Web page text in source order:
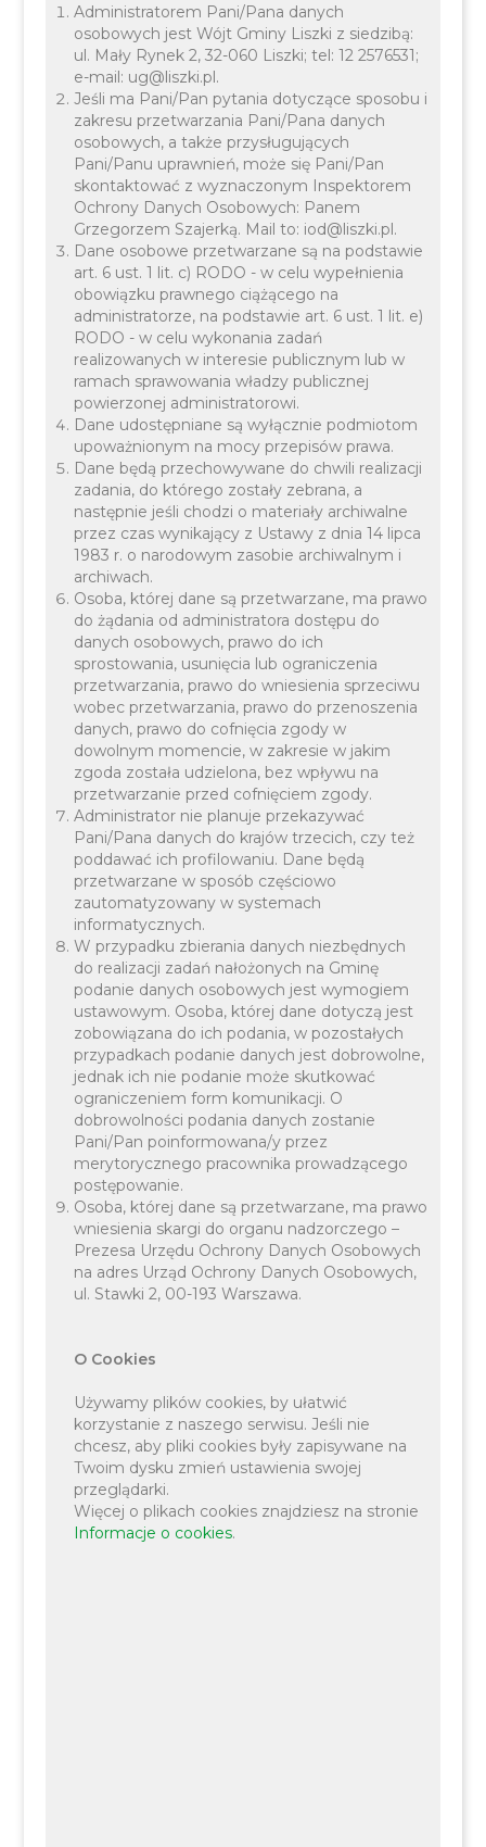
08 CZERWCA 2026 INFORMACJE OŚWIATA
Pierwsze zajęcia
specjalistyczne dla dzieci
w ramach projektu pn.
„Tworzenie nowych
miejsc przedszkolnych w
placówkach oświatowych
Gminy Liszki wraz z
edukacją włączającą i
realizacją zadań
dodatkowych”
Administratorem Pani/Pana danych
osobowych jest Wójt Gminy Liszki z siedzibą:
ul. Mały Rynek 2, 32-060 Liszki; tel: 12 2576531;
e-mail: ug@liszki.pl.
Jeśli ma Pani/Pan pytania dotyczące sposobu i
zakresu przetwarzania Pani/Pana danych
osobowych, a także przysługujących
Pani/Panu uprawnień, może się Pani/Pan
skontaktować z wyznaczonym Inspektorem
Ochrony Danych Osobowych: Panem
Grzegorzem Szajerką. Mail to: iod@liszki.pl.
Dane osobowe przetwarzane są na podstawie
art. 6 ust. 1 lit. c) RODO - w celu wypełnienia
obowiązku prawnego ciążącego na
administratorze, na podstawie art. 6 ust. 1 lit. e)
RODO - w celu wykonania zadań
realizowanych w interesie publicznym lub w
ramach sprawowania władzy publicznej
powierzonej administratorowi.
Dane udostępniane są wyłącznie podmiotom
upoważnionym na mocy przepisów prawa.
Dane będą przechowywane do chwili realizacji
zadania, do którego zostały zebrana, a
następnie jeśli chodzi o materiały archiwalne
przez czas wynikający z Ustawy z dnia 14 lipca
1983 r. o narodowym zasobie archiwalnym i
archiwach.
Osoba, której dane są przetwarzane, ma prawo
do żądania od administratora dostępu do
danych osobowych, prawo do ich
sprostowania, usunięcia lub ograniczenia
przetwarzania, prawo do wniesienia sprzeciwu
wobec przetwarzania, prawo do przenoszenia
danych, prawo do cofnięcia zgody w
dowolnym momencie, w zakresie w jakim
zgoda została udzielona, bez wpływu na
przetwarzanie przed cofnięciem zgody.
Administrator nie planuje przekazywać
Pani/Pana danych do krajów trzecich, czy też
poddawać ich profilowaniu. Dane będą
przetwarzane w sposób częściowo
zautomatyzowany w systemach
informatycznych.
W przypadku zbierania danych niezbędnych
do realizacji zadań nałożonych na Gminę
podanie danych osobowych jest wymogiem
ustawowym. Osoba, której dane dotyczą jest
zobowiązana do ich podania, w pozostałych
przypadkach podanie danych jest dobrowolne,
jednak ich nie podanie może skutkować
ograniczeniem form komunikacji. O
dobrowolności podania danych zostanie
Pani/Pan poinformowana/y przez
merytorycznego pracownika prowadzącego
postępowanie.
Osoba, której dane są przetwarzane, ma prawo
wniesienia skargi do organu nadzorczego –
Prezesa Urzędu Ochrony Danych Osobowych
na adres Urząd Ochrony Danych Osobowych,
ul. Stawki 2, 00-193 Warszawa.
O Cookies
Używamy plików cookies, by ułatwić
korzystanie z naszego serwisu. Jeśli nie
chcesz, aby pliki cookies były zapisywane na
Twoim dysku zmień ustawienia swojej
przeglądarki.
Więcej o plikach cookies znajdziesz na stronie
Informacje o cookies.